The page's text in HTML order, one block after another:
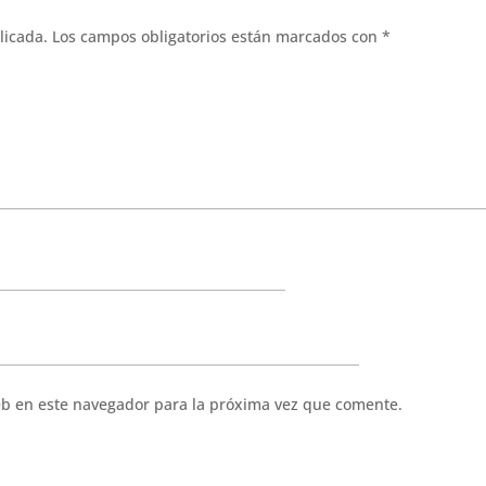
Los campos obligatorios están marcados con*
en este navegador para la próxima vez que comente.